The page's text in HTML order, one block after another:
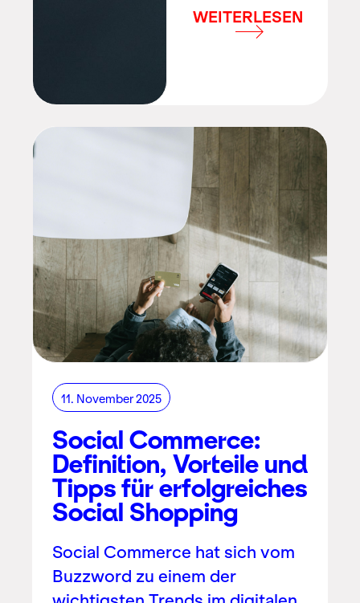
WEITERLESEN
11. November 2025
Social Commerce:
Definition, Vorteile und
Tipps für erfolgreiches
Social Shopping
Social Commerce hat sich vom
Buzzword zu einem der